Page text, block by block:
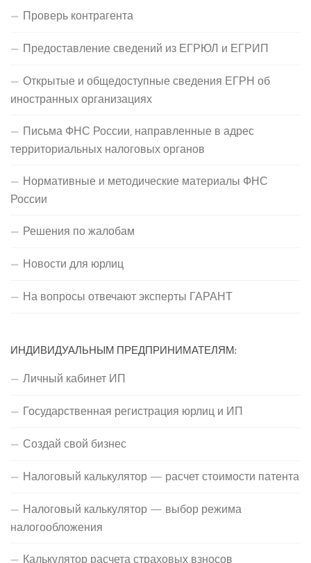
Проверь контрагента
Предоставление сведений из ЕГРЮЛ и ЕГРИП
Открытые и общедоступные сведения ЕГРН об
иностранных организациях
Письма ФНС России, направленные в адрес
территориальных налоговых органов
Нормативные и методические материалы ФНС
России
Решения по жалобам
Новости для юрлиц
На вопросы отвечают эксперты ГАРАНТ
ИНДИВИДУАЛЬНЫМ ПРЕДПРИНИМАТЕЛЯМ:
Личный кабинет ИП
Государственная регистрация юрлиц и ИП
Создай свой бизнес
Налоговый калькулятор — расчет стоимости патента
Налоговый калькулятор — выбор режима
налогообложения
Калькулятор расчета страховых взносов